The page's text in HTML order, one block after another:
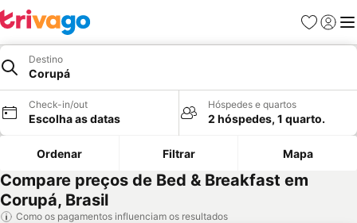
Favoritos
Iniciar
Destino
Corupá
Check-in/out
Escolha as datas
Hóspedes e quartos
2 hóspedes, 1 quarto.
Ordenar Filtrar Mapa
Compare preços de Bed & Breakfast em
Corupá, Brasil
Como os pagamentos influenciam os resultados